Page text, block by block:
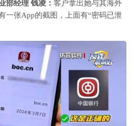
部经理 钱凌： 客户拿出她与其海外
一张App的截图，上面有“密码已泄